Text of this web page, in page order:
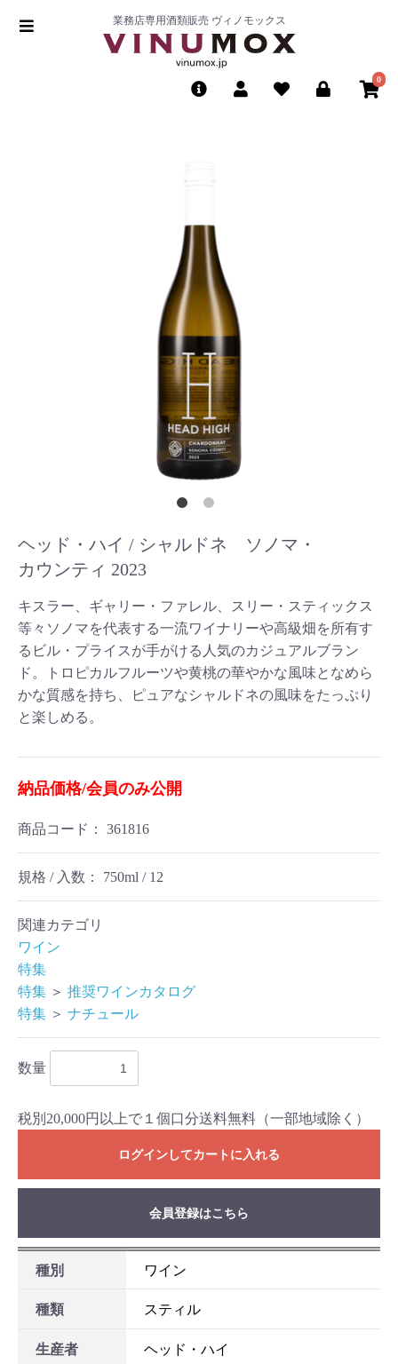
業務店専用酒類販売 ヴィノモックス
0
ヘッド・ハイ / シャルドネ ソノマ・
カウンティ 2023
キスラー、ギャリー・ファレル、スリー・スティックス
等々ソノマを代表する一流ワイナリーや高級畑を所有す
るビル・プライスが手がける人気のカジュアルブラン
ド。トロピカルフルーツや黄桃の華やかな風味となめら
かな質感を持ち、ピュアなシャルドネの風味をたっぷり
と楽しめる。
納品価格/会員のみ公開
商品コード： 361816
規格 / 入数： 750ml / 12
関連カテゴリ
ワイン
特集
特集 ＞ 推奨ワインカタログ
特集 ＞ ナチュール
数量
税別20,000円以上で１個口分送料無料（一部地域除く）
ログインしてカートに入れる
お買い物を続ける
会員登録はこちら
種別 ワイン
種類 スティル
生産者 ヘッド・ハイ